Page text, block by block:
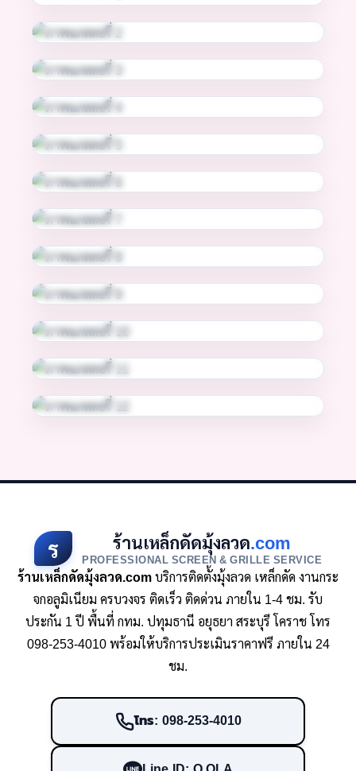
ร ร้านเหล็กดัดมุ้งลวด.com
PROFESSIONAL SCREEN & GRILLE SERVICE
ร้านเหล็กดัดมุ้งลวด.comบริการติดตั้งมุ้งลวด เหล็กดัด งานกระ
จกอลูมิเนียม ครบวงจร ติดเร็ว ติดด่วน ภายใน 1-4 ชม. รับ
ประกัน 1 ปี พื้นที่ กทม. ปทุมธานี อยุธยา สระบุรี โคราช โทร
098-253-4010 พร้อมให้บริการประเมินราคาฟรี ภายใน 24
ชม.
โทร: 098-253-4010